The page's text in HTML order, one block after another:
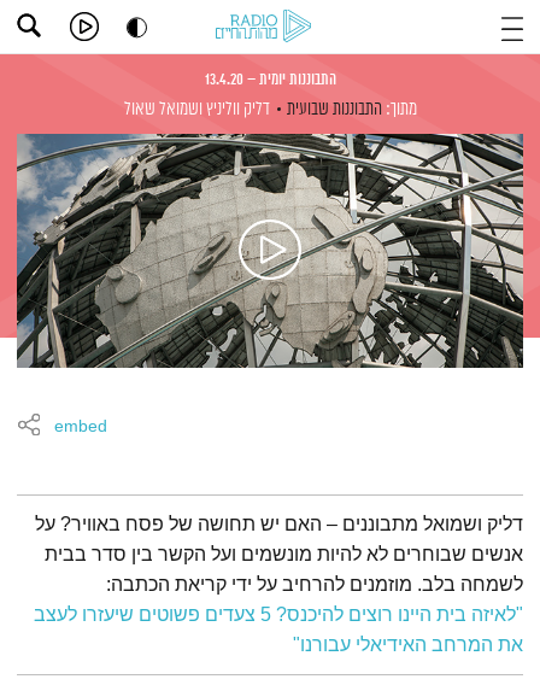
התבוננות יומית – 13.4.20
מתוך: התבוננות שבועית דליק ווליניץ ושמואל שאול
embed
תמצית הפודקאסט
דליק ושמואל מתבוננים – האם יש תחושה של פסח באוויר? על
אנשים שבוחרים לא להיות מונשמים ועל הקשר בין סדר בבית
לשמחה בלב. מוזמנים להרחיב על ידי קריאת הכתבה:
"לאיזה בית היינו רוצים להיכנס? 5 צעדים פשוטים שיעזרו לעצב
את המרחב האידיאלי עבורנו"